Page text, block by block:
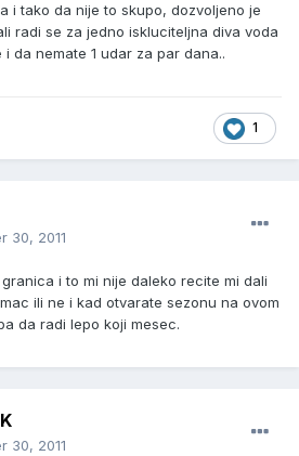
i tako da nije to skupo, dozvoljeno je
radi se za jedno iskluciteljna diva voda
da nemate 1 udar za par dana..
1
30, 2011
i to mi nije daleko recite mi dali
ili ne i kad otvarate sezonu na ovom
da radi lepo koji mesec.
30, 2011